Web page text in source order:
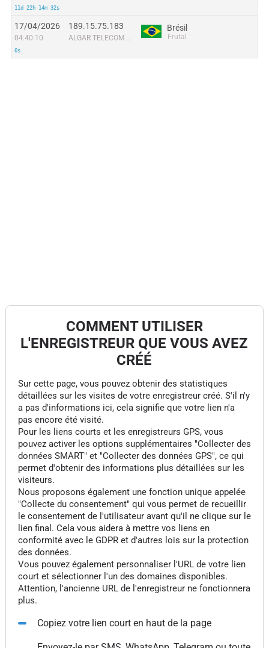
11d 22h 14m 32s
17/04/2026
04:40:10
0s
189.15.75.183
ALGAR TELECOM S/A
Brésil
Frutal
COMMENT UTILISER
L'ENREGISTREUR QUE VOUS AVEZ
CRÉÉ
Sur cette page, vous pouvez obtenir des statistiques
détaillées sur les visites de votre enregistreur créé. S'il n'y
a pas d'informations ici, cela signifie que votre lien n'a
pas encore été visité.
Pour les liens courts et les enregistreurs GPS, vous
pouvez activer les options supplémentaires "Collecter des
données SMART" et "Collecter des données GPS", ce qui
permet d'obtenir des informations plus détaillées sur les
visiteurs.
Nous proposons également une fonction unique appelée
"Collecte du consentement" qui vous permet de recueillir
le consentement de l'utilisateur avant qu'il ne clique sur le
lien final. Cela vous aidera à mettre vos liens en
conformité avec le GDPR et d'autres lois sur la protection
des données.
Vous pouvez également personnaliser l'URL de votre lien
court et sélectionner l'un des domaines disponibles.
Attention, l'ancienne URL de l'enregistreur ne fonctionnera
plus.
Copiez votre lien court en haut de la page